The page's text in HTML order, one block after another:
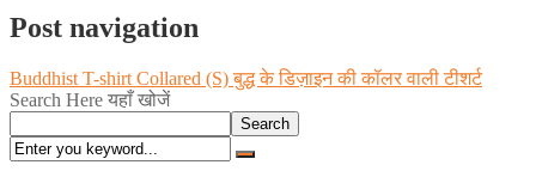
Post navigation
Buddhist T-shirt Collared (S) बुद्ध के डिज़ाइन की कॉलर वाली टीशर्ट
Search Here यहाँ खोजें
Search